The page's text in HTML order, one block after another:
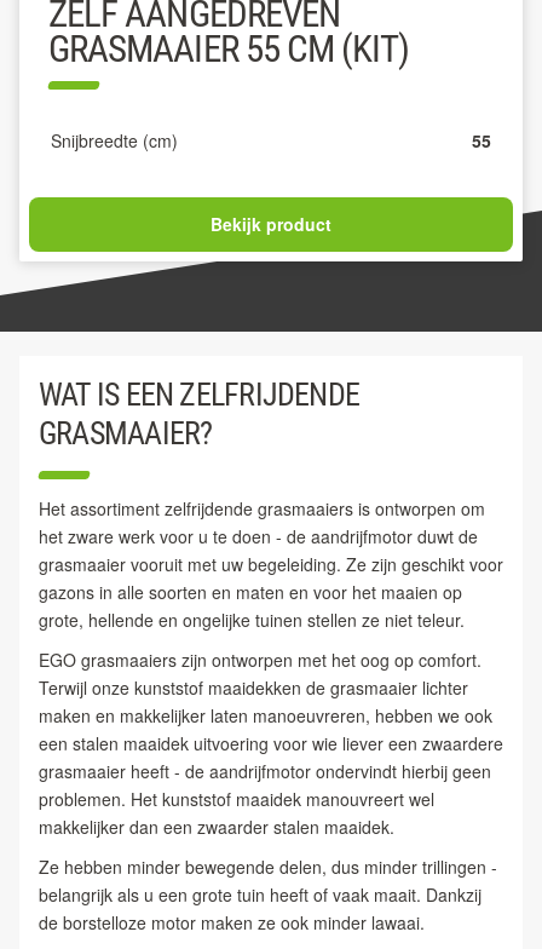
ZELF AANGEDREVEN
GRASMAAIER 55 CM (KIT)
Snijbreedte (cm) 55
Bekijk product
WAT IS EEN ZELFRIJDENDE
GRASMAAIER?
Het assortiment zelfrijdende grasmaaiers is ontworpen om
het zware werk voor u te doen - de aandrijfmotor duwt de
grasmaaier vooruit met uw begeleiding. Ze zijn geschikt voor
gazons in alle soorten en maten en voor het maaien op
grote, hellende en ongelijke tuinen stellen ze niet teleur.
EGO grasmaaiers zijn ontworpen met het oog op comfort.
Terwijl onze kunststof maaidekken de grasmaaier lichter
maken en makkelijker laten manoeuvreren, hebben we ook
een stalen maaidek uitvoering voor wie liever een zwaardere
grasmaaier heeft - de aandrijfmotor ondervindt hierbij geen
problemen. Het kunststof maaidek manouvreert wel
makkelijker dan een zwaarder stalen maaidek.
Ze hebben minder bewegende delen, dus minder trillingen -
belangrijk als u een grote tuin heeft of vaak maait. Dankzij
de borstelloze motor maken ze ook minder lawaai.